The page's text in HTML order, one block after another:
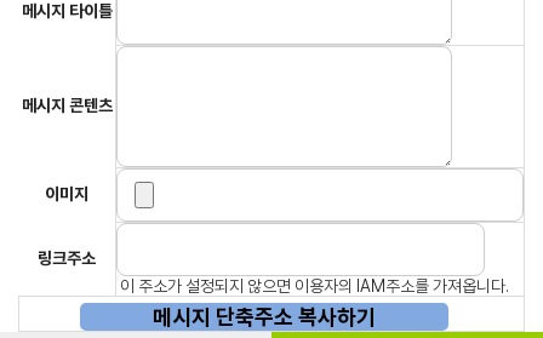
메시지 타이틀
메시지 콘텐츠
이미지
링크주소
이 주소가 설정되지 않으면 이용자의 IAM주소를 가져옵니다.
메시지 단축주소 복사하기